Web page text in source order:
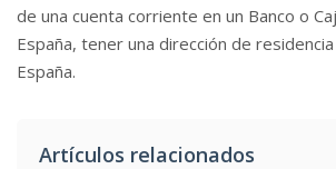
de una cuenta corriente en un Banco o
España, tener una dirección de
España.
Artículos relacionados